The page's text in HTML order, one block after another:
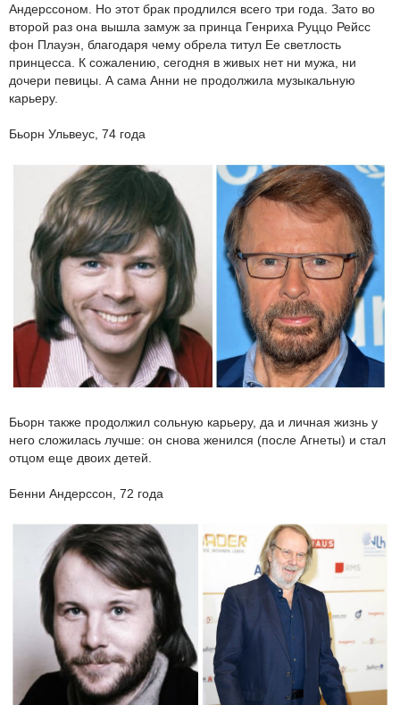
Андерссоном. Но этот брак продлился всего три года. Зато во
второй раз она вышла замуж за принца Генриха Руццо Рейсс
фон Плауэн, благодаря чему обрела титул Ее светлость
принцесса. К сожалению, сегодня в живых нет ни мужа, ни
дочери певицы. А сама Анни не продолжила музыкальную
карьеру.
Бьорн Ульвеус, 74 года
Бьорн также продолжил сольную карьеру, да и личная жизнь у
него сложилась лучше: он снова женился (после Агнеты) и стал
отцом еще двоих детей.
Бенни Андерссон, 72 года